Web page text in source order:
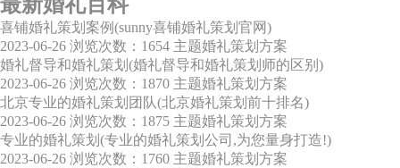
最新婚礼百科
喜铺婚礼策划案例(sunny喜铺婚礼策划官网)
2023-06-26 浏览次数：1654 主题婚礼策划方案
婚礼督导和婚礼策划(婚礼督导和婚礼策划师的区别)
2023-06-26 浏览次数：1870 主题婚礼策划方案
北京专业的婚礼策划团队(北京婚礼策划前十排名)
2023-06-26 浏览次数：1875 主题婚礼策划方案
专业的婚礼策划(专业的婚礼策划公司,为您量身打造!)
2023-06-26 浏览次数：1760 主题婚礼策划方案